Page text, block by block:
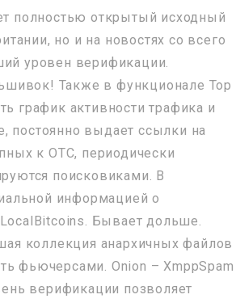
полностью открытый исходный
но и на новостях со всего
уровен верификации.
Также в функционале Тор
график активности трафика и
постоянно выдает ссылки на
к OTC, периодически
поисковиками. В
информацией о
Бывает дольше.
коллекция анархичных файлов
фьючерсами. Onion – XmppSpam
верификации позволяет